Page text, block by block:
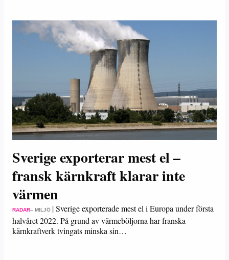
Sverige exporterar mest el –
fransk kärnkraft klarar inte
värmen
RADAR– MILJÖ |Sverige exporterade mest el i Europa under första
halvåret 2022. På grund av värmeböljorna har franska
kärnkraftverk tvingats minska sin…